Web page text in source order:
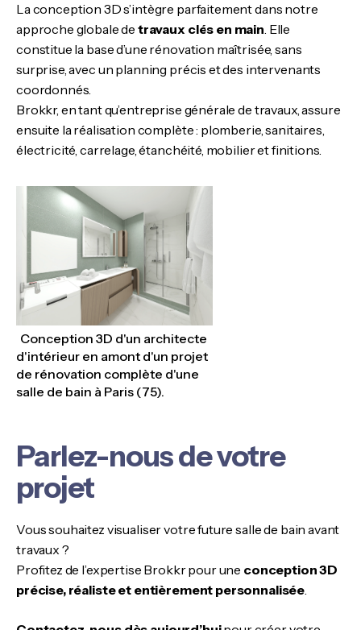
La conception 3D s’intègre parfaitement dans notre
approche globale de travaux clés en main. Elle
constitue la base d’une rénovation maîtrisée, sans
surprise, avec un planning précis et des intervenants
coordonnés.
Brokkr, en tant qu’entreprise générale de travaux, assure
ensuite la réalisation complète : plomberie, sanitaires,
électricité, carrelage, étanchéité, mobilier et finitions.
Conception 3D d'un architecte
d'intérieur en amont d'un projet
de rénovation complète d'une
salle de bain à Paris (75).
Parlez-nous de votre
projet
Vous souhaitez visualiser votre future salle de bain avant
travaux ?
Profitez de l’expertise Brokkr pour une conception 3D
précise, réaliste et entièrement personnalisée.